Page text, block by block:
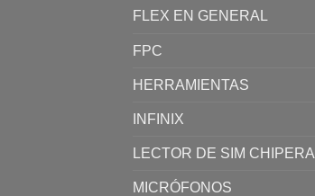
FLEX EN GENERAL
FPC
HERRAMIENTAS
INFINIX
LECTOR DE SIM CHIPERA
MICRÓFONOS